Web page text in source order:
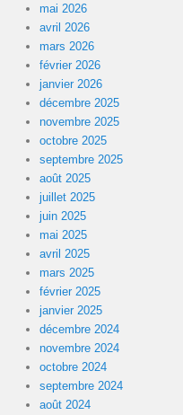
mai 2026
avril 2026
mars 2026
février 2026
janvier 2026
décembre 2025
novembre 2025
octobre 2025
septembre 2025
août 2025
juillet 2025
juin 2025
mai 2025
avril 2025
mars 2025
février 2025
janvier 2025
décembre 2024
novembre 2024
octobre 2024
septembre 2024
août 2024